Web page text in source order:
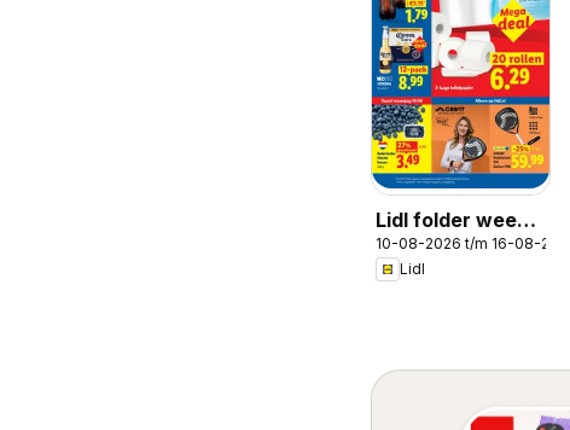
Lidl folder week
33
10-08-2026 t/m 16-08-2026
Lidl